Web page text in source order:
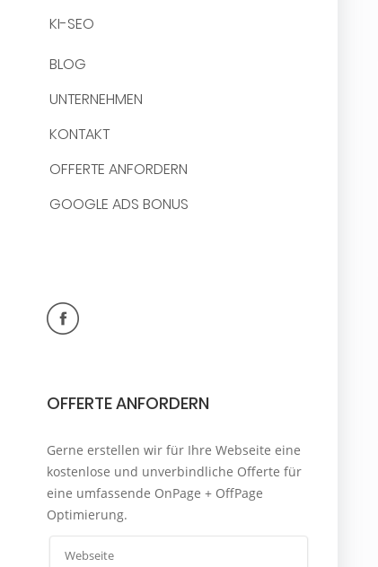
KI-SEO
BLOG
UNTERNEHMEN
KONTAKT
OFFERTE ANFORDERN
GOOGLE ADS BONUS
OFFERTE ANFORDERN
Gerne erstellen wir für Ihre Webseite eine
kostenlose und unverbindliche Offerte für
eine umfassende OnPage + OffPage
Optimierung.